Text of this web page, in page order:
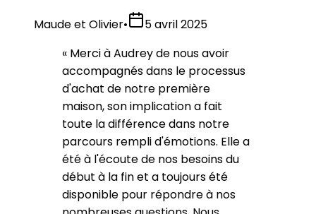
Maude et Olivier•
5 avril 2025
« Merci à Audrey de nous avoir
accompagnés dans le processus
d'achat de notre première
maison, son implication a fait
toute la différence dans notre
parcours rempli d'émotions. Elle a
été à l'écoute de nos besoins du
début à la fin et a toujours été
disponible pour répondre à nos